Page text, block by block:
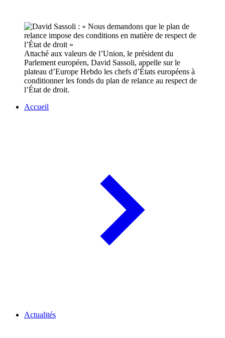
Attaché aux valeurs de l’Union, le président du
Parlement européen, David Sassoli, appelle sur le
plateau d’Europe Hebdo les chefs d’États européens à
conditionner les fonds du plan de relance au respect de
l’État de droit.
Accueil
Actualités